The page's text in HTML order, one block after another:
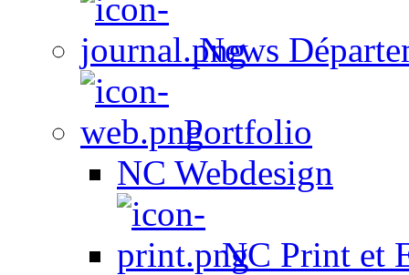
News
Portfolio
NC Webdesign
NC Print et